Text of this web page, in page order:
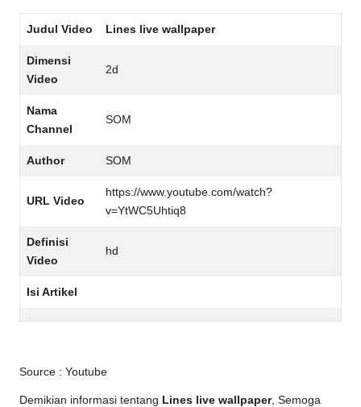
Judul Video Lines live wallpaper
Dimensi
Video
2d
Nama
Channel
SOM
Author SOM
URL Video
https://www.youtube.com/watch?
v=YtWC5Uhtiq8
Definisi
Video
hd
Isi Artikel
Source : Youtube
Demikian informasi tentang Lines live wallpaper, Semoga